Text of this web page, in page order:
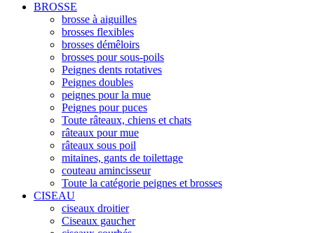
BROSSE
brosse à aiguilles
brosses flexibles
brosses démêloirs
brosses pour sous-poils
Peignes dents rotatives
Peignes doubles
peignes pour la mue
Peignes pour puces
Toute râteaux, chiens et chats
râteaux pour mue
râteaux sous poil
mitaines, gants de toilettage
couteau amincisseur
Toute la catégorie peignes et brosses
CISEAU
ciseaux droitier
Ciseaux gaucher